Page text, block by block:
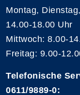
Montag,
14.00-18.00 Uhr
Mittwoch: 8.00-
Freitag: 9.00-
Telefonische
0611/9889-0: